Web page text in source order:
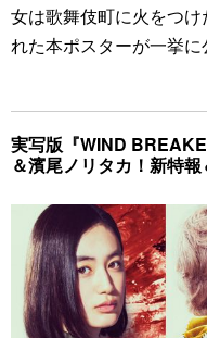
女は歌舞伎町に火をつ
れた本ポスターが一挙に
実写版『WIND
＆濱尾ノリタカ！新特